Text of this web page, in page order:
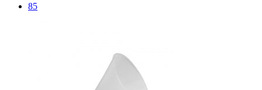
85